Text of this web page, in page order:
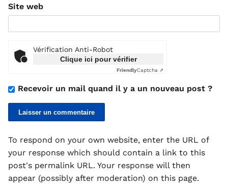
Site web
Vérification Anti-Robot
Clique ici pour vérifier
FriendlyCaptcha ⇗
Recevoir un mail quand il y a un nouveau post ?
To respond on your own website, enter the URL of
your response which should contain a link to this
post's permalink URL. Your response will then
appear (possibly after moderation) on this page.